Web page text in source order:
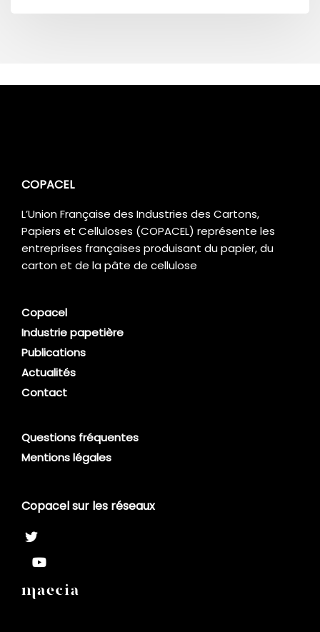
COPACEL
L’Union Française des Industries des Cartons,
Papiers et Celluloses (COPACEL) représente les
entreprises françaises produisant du papier, du
carton et de la pâte de cellulose
Copacel
Industrie papetière
Publications
Actualités
Contact
Questions fréquentes
Mentions légales
Copacel sur les réseaux